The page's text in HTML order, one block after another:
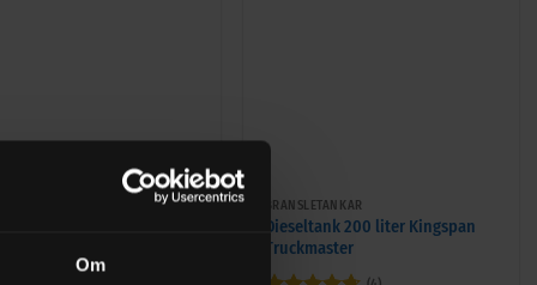
Om
BRÄNSLETANKAR
Dieseltank 200 liter Kingspan
Truckmaster